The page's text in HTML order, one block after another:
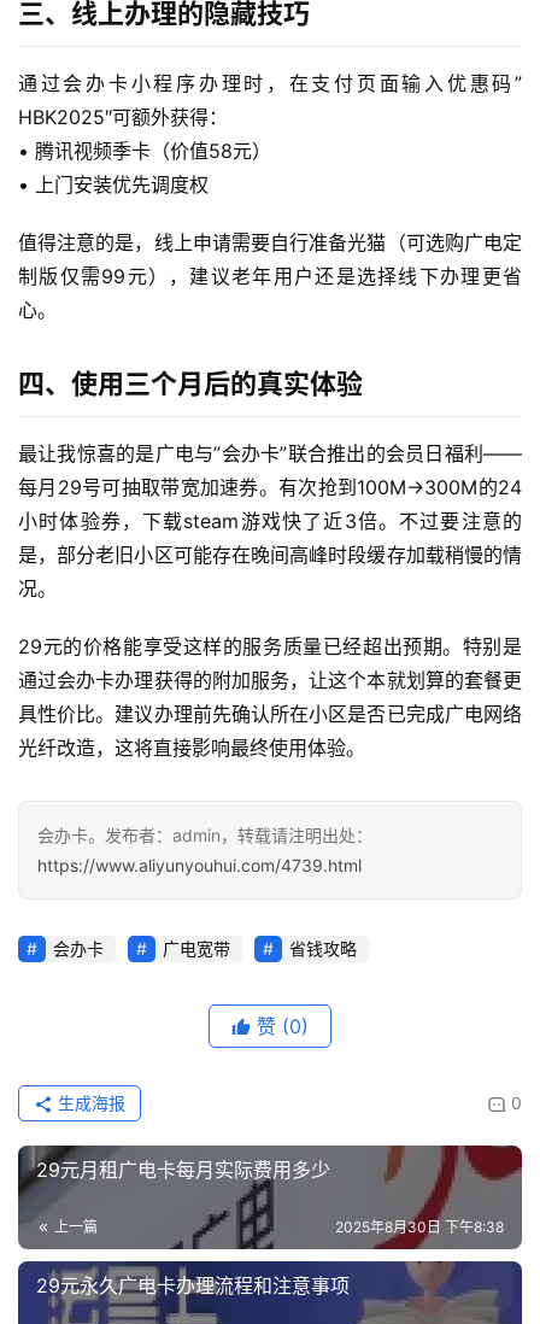
量
带
随
身
W
F
快
讯
更
多
面
三、线上办理的隐藏技巧
通过会办卡小程序办理时，在支付页面输入优惠码”
HBK2025″可额外获得：
• 腾讯视频季卡（价值58元）
• 上门安装优先调度权
值得注意的是，线上申请需要自行准备光猫（可选购广电定
制版仅需99元），建议老年用户还是选择线下办理更省
心。
四、使用三个月后的真实体验
最让我惊喜的是广电与”会办卡”联合推出的会员日福利——
每月29号可抽取带宽加速券。有次抢到100M→300M的24
小时体验券，下载steam游戏快了近3倍。不过要注意的
是，部分老旧小区可能存在晚间高峰时段缓存加载稍慢的情
况。
29元的价格能享受这样的服务质量已经超出预期。特别是
通过会办卡办理获得的附加服务，让这个本就划算的套餐更
具性价比。建议办理前先确认所在小区是否已完成广电网络
光纤改造，这将直接影响最终使用体验。
会办卡。发布者：admin，转载请注明出处：
https://www.aliyunyouhui.com/4739.html
会办卡 广电宽带 省钱攻略
赞 (0)
0
生成海报
29元月租广电卡每月实际费用多少
上一篇 2025年8月30日 下午8:38
29元永久广电卡办理流程和注意事项